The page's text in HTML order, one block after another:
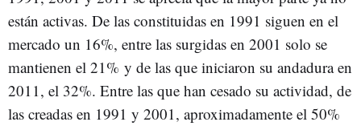
están activas. De las constituidas en 1991 siguen en el
mercado un 16%, entre las surgidas en 2001 solo se
mantienen el 21% y de las que iniciaron su andadura en
2011, el 32%. Entre las que han cesado su actividad, de
las creadas en 1991 y 2001, aproximadamente el 50%